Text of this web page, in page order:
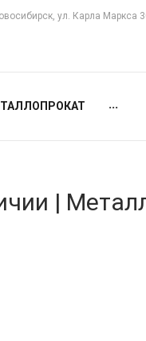
ул. Карла Маркса
...
|